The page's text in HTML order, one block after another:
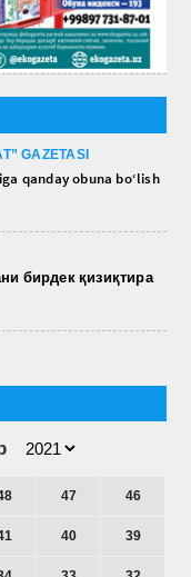
GAZETASI
qanday obuna bo‘lish
бирдек қизиқтира
47 46
40 39